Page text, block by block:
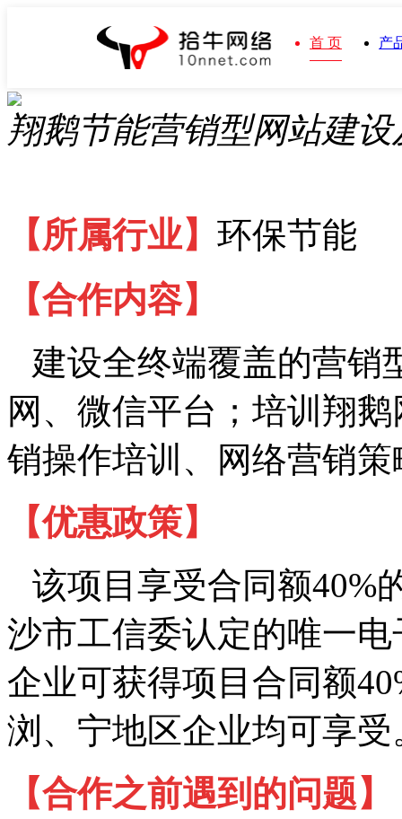
首 页 产
翔鹅节能营销型网站建
【所属行业】 环保节能
【合作内容】
建设全终端覆盖的营销
网、微信平台；培训翔
销操作培训、网络营销
【优惠政策】
该项目享受合同额40%
沙市工信委认定的唯一
企业可获得项目合同额
浏、宁地区企业均可享受
【合作之前遇到的问题】